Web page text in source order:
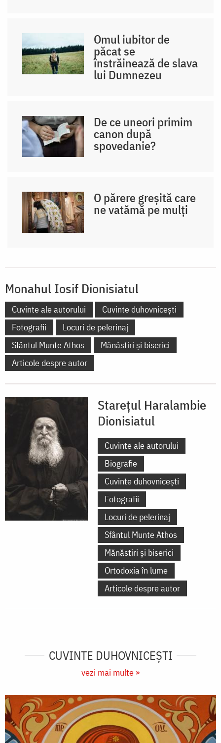
Omul iubitor de
păcat se
înstrăinează de slava
lui Dumnezeu
De ce uneori primim
canon după
spovedanie?
O părere greșită care
ne vatămă pe mulți
Monahul Iosif Dionisiatul
Cuvinte ale autorului
Cuvinte duhovnicești
Fotografii
Locuri de pelerinaj
Sfântul Munte Athos
Mănăstiri și biserici
Articole despre autor
Starețul Haralambie
Dionisiatul
Cuvinte ale autorului
Biografie
Cuvinte duhovnicești
Fotografii
Locuri de pelerinaj
Sfântul Munte Athos
Mănăstiri și biserici
Ortodoxia în lume
Articole despre autor
CUVINTE DUHOVNICEȘTI
vezi mai multe »